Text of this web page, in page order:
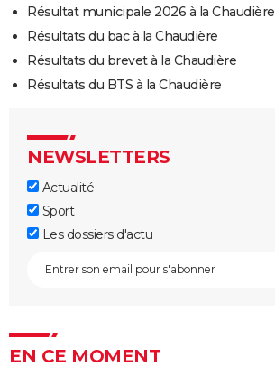
Résultat municipale 2026 à la Chaudière
Résultats du bac à la Chaudière
Résultats du brevet à la Chaudière
Résultats du BTS à la Chaudière
NEWSLETTERS
Actualité
Sport
Les dossiers d'actu
EN CE MOMENT